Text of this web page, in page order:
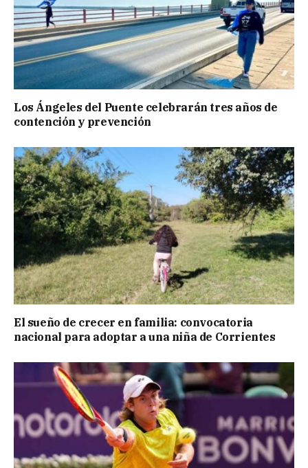
Los Ángeles del Puente celebrarán tres años de
contención y prevención
El sueño de crecer en familia: convocatoria
nacional para adoptar a una niña de Corrientes